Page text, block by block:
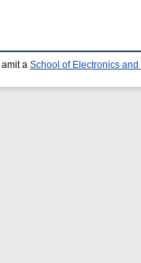
amit a School of Electronics